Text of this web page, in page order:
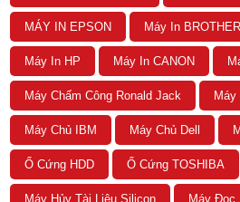
MÁY IN EPSON Máy In BROTHER
Máy In HP Máy In CANON
Máy Chấm Công Ronald Jack
Máy Chủ IBM Máy Chủ Dell
Ổ Cứng HDD Ổ Cứng TOSHIBA
Máy Hủy Tài Liệu Silicon Máy